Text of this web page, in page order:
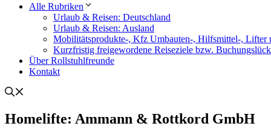
Alle Rubriken
Urlaub & Reisen: Deutschland
Urlaub & Reisen: Ausland
Mobilitätsprodukte-, Kfz Umbauten-, Hilfsmittel-,
Kurzfristig freigewordene Reiseziele bzw.
Über Rollstuhlfreunde
Kontakt
Homelifte: Ammann & Rottkord GmbH